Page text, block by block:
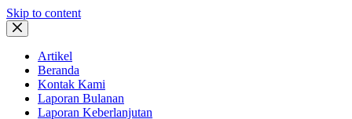
Skip to content
Artikel
Beranda
Kontak Kami
Laporan Bulanan
Laporan Keberlanjutan